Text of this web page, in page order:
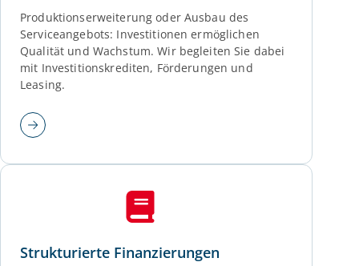
Produktionserweiterung oder Ausbau des
Serviceangebots: Investitionen ermöglichen
Qualität und Wachstum. Wir begleiten Sie dabei
mit Investitionskrediten, Förderungen und
Leasing.
Strukturierte Finanzierungen